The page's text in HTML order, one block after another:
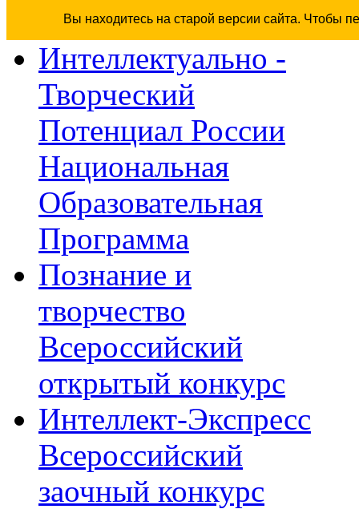
Вы находитесь на старой версии сайта. Чтобы
Интеллектуально -
Творческий
Потенциал России
Национальная
Образовательная
Программа
Познание и
творчество
Всероссийский
открытый конкурс
Интеллект-Экспресс
Всероссийский
заочный конкурс